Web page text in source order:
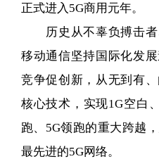
正式进入5G商用元年。
历史从不辜负搏击者
移动通信坚持国际化发
竞争促创新，从无到有
核心技术，实现1G空白
跑、5G领跑的重大跨越
最先进的5G网络。